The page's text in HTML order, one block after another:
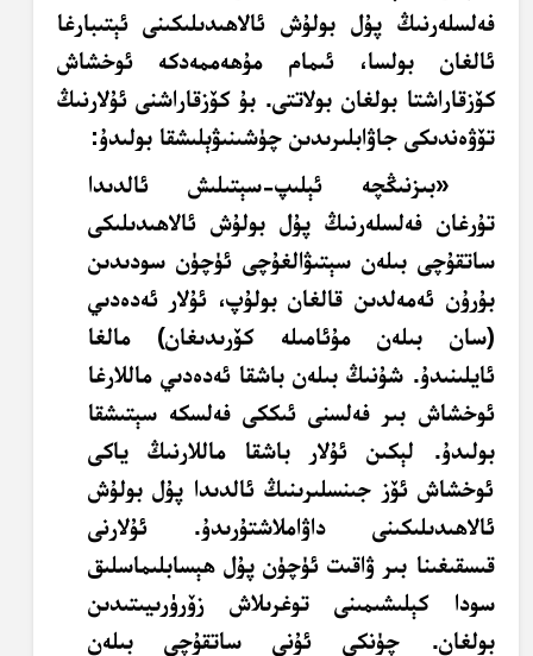
فەلسلەرنىڭ پۇل بولۇش ئالاھىدىلىكىنى ئېتىبارغا
ئالغان بولسا، ئىمام مۇھەممەدكە ئوخشاش
كۆزقاراشتا بولغان بولاتتى. بۇ كۆزقاراشنى ئۇلارنىڭ
تۆۋەندىكى جاۋابلىرىدىن چۈشىنىۋېلىشقا بولىدۇ:
«بىزنىڭچە ئېلىپ-سېتىلىش ئالدىدا
تۇرغان فەلسلەرنىڭ پۇل بولۇش ئالاھىدىلىكى
ساتقۇچى بىلەن سېتىۋالغۇچى ئۈچۈن سودىدىن
بۇرۇن ئەمەلدىن قالغان بولۇپ، ئۇلار ئەدەدىي
(سان بىلەن مۇئامىلە كۆرىدىغان) مالغا
ئايلىنىدۇ. شۇنىڭ بىلەن باشقا ئەدەدىي ماللارغا
ئوخشاش بىر فەلسنى ئىككى فەلسكە سېتىشقا
بولىدۇ. لېكىن ئۇلار باشقا ماللارنىڭ ياكى
ئوخشاش ئۆز جىنسلىرىنىڭ ئالدىدا پۇل بولۇش
ئالاھىدىلىكىنى داۋاملاشتۇرىدۇ. ئۇلارنى
قىسقىغىنا بىر ۋاقىت ئۈچۈن پۇل ھېسابلىماسلىق
سودا كېلىشىمىنى توغرىلاش زۆرۈرىيىتىدىن
بولغان. چۈنكى ئۇنى ساتقۇچى بىلەن